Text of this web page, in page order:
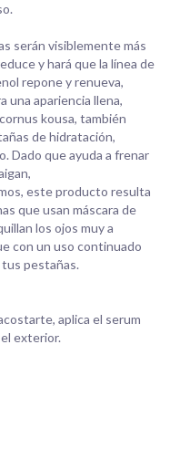
serán visiblemente más
y hará que la línea de
repone y renueva,
una apariencia llena,
kousa, también
de hidratación,
Dado que ayuda a frenar
este producto resulta
que usan máscara de
los ojos muy a
con un uso continuado
pestañas.
aplica el serum
exterior.